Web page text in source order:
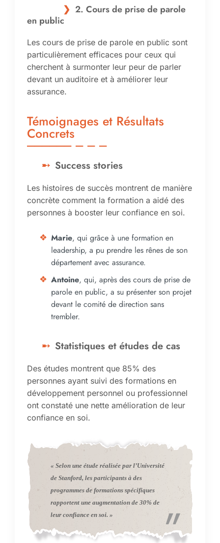
2. Cours de prise de parole
en public
Les cours de prise de parole en public sont
particulièrement efficaces pour ceux qui
cherchent à surmonter leur peur de parler
devant un auditoire et à améliorer leur
assurance.
Témoignages et Résultats
Concrets
Success stories
Les histoires de succès montrent de manière
concrète comment la formation a aidé des
personnes à booster leur confiance en soi.
Marie, qui grâce à une formation en
leadership, a pu prendre les rênes de son
département avec assurance.
Antoine, qui, après des cours de prise de
parole en public, a su présenter son projet
devant le comité de direction sans
trembler.
Statistiques et études de cas
Des études montrent que 85% des
personnes ayant suivi des formations en
développement personnel ou professionnel
ont constaté une nette amélioration de leur
confiance en soi.
« Selon une étude réalisée par l’Université
de Stanford, les participants à des
programmes de formations spécifiques
rapportent une augmentation de 30% de
leur confiance en soi. »